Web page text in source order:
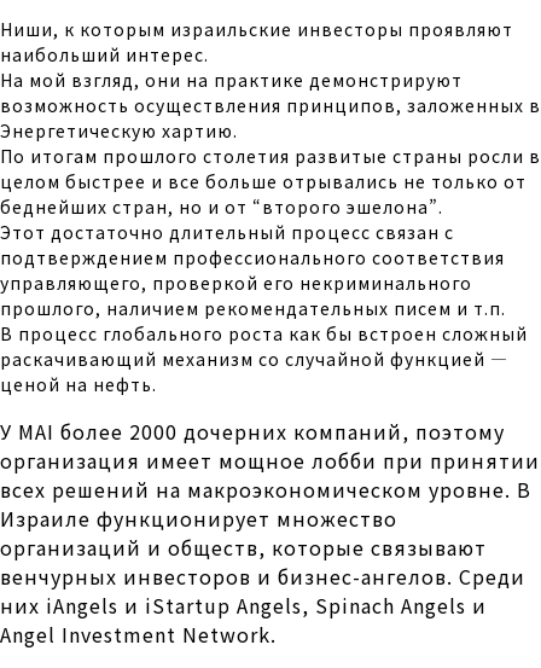
Ниши, к которым израильские инвесторы проявляют
наибольший интерес.
На мой взгляд, они на практике демонстрируют
возможность осуществления принципов, заложенных в
Энергетическую хартию.
По итогам прошлого столетия развитые страны росли в
целом быстрее и все больше отрывались не только от
беднейших стран, но и от “второго эшелона”.
Этот достаточно длительный процесс связан с
подтверждением профессионального соответствия
управляющего, проверкой его некриминального
прошлого, наличием рекомендательных писем и т.п.
В процесс глобального роста как бы встроен сложный
раскачивающий механизм со случайной функцией —
ценой на нефть.
У MAI более 2000 дочерних компаний, поэтому
организация имеет мощное лобби при принятии
всех решений на макроэкономическом уровне. В
Израиле функционирует множество
организаций и обществ, которые связывают
венчурных инвесторов и бизнес-ангелов. Среди
них iAngels и iStartup Angels, Spinach Angels и
Angel Investment Network.